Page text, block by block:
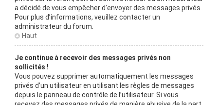
a décidé de vous empêcher d’envoyer des messages privés.
Pour plus d’informations, veuillez contacter un
administrateur du forum.
Haut
Je continue à recevoir des messages privés non
sollicités !
Vous pouvez supprimer automatiquement les messages
privés d’un utilisateur en utilisant les règles de messages
depuis le panneau de contrôle de l’utilisateur. Si vous